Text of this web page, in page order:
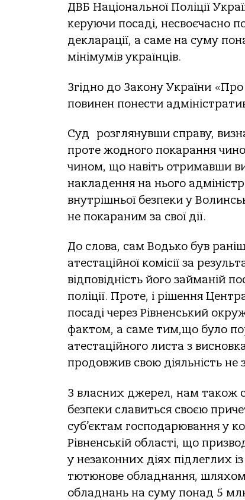
ДВБ Національної Поліції
керуючи посаді, несвоєчасно
декларації, а саме на суму
мінімумів українців.
Згідно до Закону України
повинен понести
Суд розглянувши справу,
проте жодного покарання
чином, що навіть отримавши
накладення на нього
внутрішньої безпеки у
не покараним за свої дії.
До слова, сам Водько був
атестаційної комісії за
відповідність його займаній
поліції. Проте, і рішення
посаді через Рівненський
фактом, а саме тим,що було
атестаційного листа з
продовжив свою діяльність не
З власних джерел, нам також
безпеки славиться своєю
суб’єктам господарювання у
Рівненській області, що
у незаконних діях підлеглих
тютюнове обладнання,
обладнань на суму понад 5